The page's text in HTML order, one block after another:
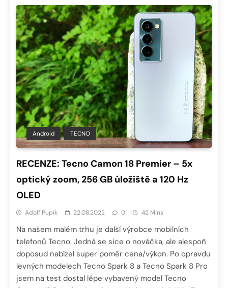
Android TECNO
RECENZE: Tecno Camon 18 Premier – 5x
optický zoom, 256 GB úložiště a 120 Hz
OLED
Adolf Pupík 22.08.2022 0 42 Mins
Na našem malém trhu je další výrobce mobilních
telefonů Tecno. Jedná se sice o nováčka, ale alespoň
doposud nabízel super poměr cena/výkon. Po opravdu
levných modelech Tecno Spark 8 a Tecno Spark 8 Pro
jsem na test dostal lépe vybavený model Tecno